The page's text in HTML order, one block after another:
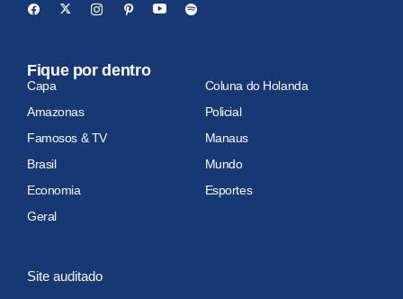
Fique por dentro
Capa
Coluna do Holanda
Amazonas
Policial
Famosos & TV
Manaus
Brasil
Mundo
Economia
Esportes
Geral
Site auditado